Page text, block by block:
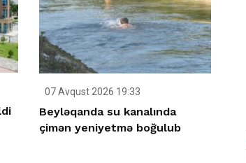
07 Avqust 2026 19:33
Beyləqanda su kanalında
çimən yeniyetmə boğulub